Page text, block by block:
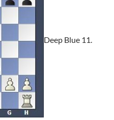
Deep Blue 11.